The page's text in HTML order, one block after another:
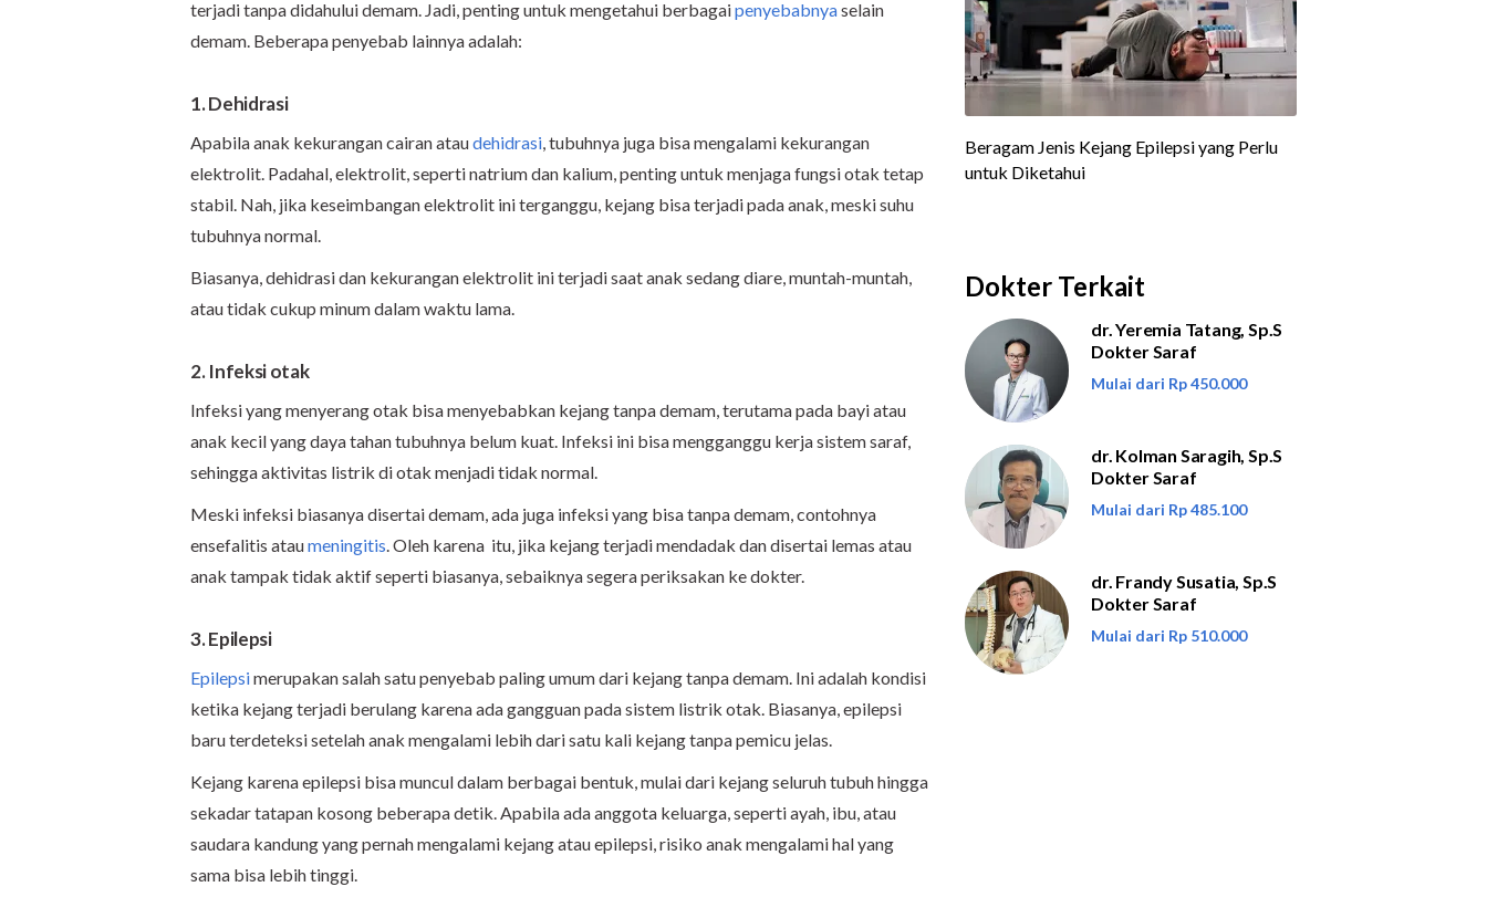
terjadi tanpa didahului demam. Jadi, penting untuk mengetahui berbagaipenyebabnyaselain
demam. Beberapa penyebab lainnya adalah:
1. Dehidrasi
Apabila anak kekurangan cairan ataudehidrasi, tubuhnya juga bisa mengalami kekurangan
elektrolit. Padahal, elektrolit, seperti natrium dan kalium, penting untuk menjaga fungsi otak tetap
stabil. Nah, jika keseimbangan elektrolit ini terganggu, kejang bisa terjadi pada anak, meski suhu
tubuhnya normal.
Biasanya, dehidrasi dan kekurangan elektrolit ini terjadi saat anak sedang diare, muntah-muntah,
atau tidak cukup minum dalam waktu lama.
2. Infeksi otak
Infeksi yang menyerang otak bisa menyebabkan kejang tanpa demam, terutama pada bayi atau
anak kecil yang daya tahan tubuhnya belum kuat. Infeksi ini bisa mengganggu kerja sistem saraf,
sehingga aktivitas listrik di otak menjadi tidak normal.
Meski infeksi biasanya disertai demam, ada juga infeksi yang bisa tanpa demam, contohnya
ensefalitis ataumeningitis. Oleh karena itu, jika kejang terjadi mendadak dan disertai lemas atau
anak tampak tidak aktif seperti biasanya, sebaiknya segera periksakan ke dokter.
3. Epilepsi
Epilepsimerupakan salah satu penyebab paling umum dari kejang tanpa demam. Ini adalah kondisi
ketika kejang terjadi berulang karena ada gangguan pada sistem listrik otak. Biasanya, epilepsi
baru terdeteksi setelah anak mengalami lebih dari satu kali kejang tanpa pemicu jelas.
Kejang karena epilepsi bisa muncul dalam berbagai bentuk, mulai dari kejang seluruh tubuh hingga
sekadar tatapan kosong beberapa detik. Apabila ada anggota keluarga, seperti ayah, ibu, atau
saudara kandung yang pernah mengalami kejang atau epilepsi, risiko anak mengalami hal yang
sama bisa lebih tinggi.
Dokter Terkait